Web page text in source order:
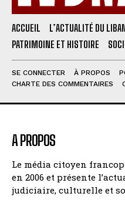
ACCUEIL L’ACTUALITÉ DU
PATRIMOINE ET HISTOIRE
SE CONNECTER À PROPOS
CHARTE DES COMMENTAIRES
A PROPOS
Le média citoyen
en 2006 et présente
judiciaire, culturelle et